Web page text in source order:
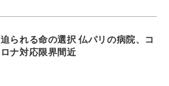
迫られる命の選択 仏パリの病院、コ
ロナ対応限界間近